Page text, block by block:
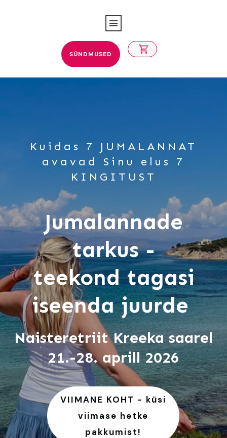
SÜNDMUSED
Kuidas 7 JUMALANNAT
avavad Sinu elus 7
KINGITUST
Jumalannade
tarkus -
teekond tagasi
iseenda juurde
Naisteretriit Kreeka saarel
21.-28. aprill 2026
VIIMANE KOHT - küsi
viimase hetke
pakkumist!